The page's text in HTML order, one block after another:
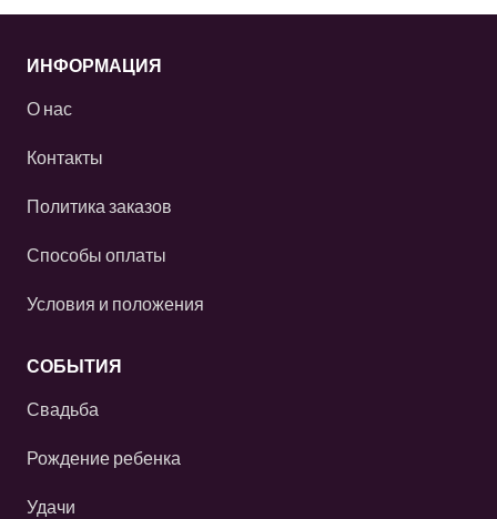
ИНФОРМАЦИЯ
О нас
Контакты
Политика заказов
Способы оплаты
Условия и положения
СОБЫТИЯ
Свадьба
Рождение ребенка
Удачи